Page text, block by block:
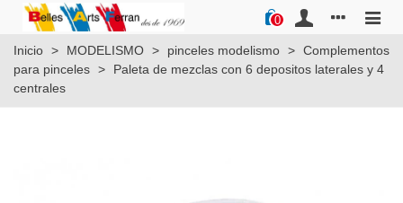
0
Inicio > MODELISMO > pinceles modelismo > Complementos
para pinceles >
Paleta de mezclas con 6 depositos laterales y 4
centrales